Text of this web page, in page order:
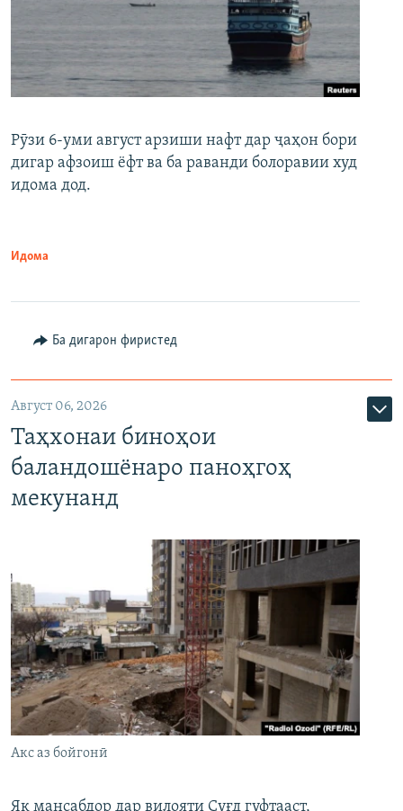
Рӯзи 6-уми август арзиши нафт дар ҷаҳон бори
дигар афзоиш ёфт ва ба раванди болоравии худ
идома дод.
Идома
Ба дигарон фиристед
Август 06, 2026
Таҳхонаи биноҳои
баландошёнаро паноҳгоҳ
мекунанд
Акс аз бойгонӣ
Як мансабдор дар вилояти Суғд гуфтааст,